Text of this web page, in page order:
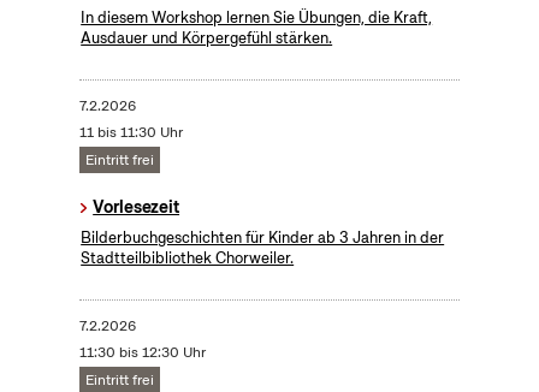
In diesem Workshop lernen Sie Übungen, die Kraft,
Ausdauer und Körpergefühl stärken.
7.2.2026
11 bis 11:30 Uhr
Eintritt frei
Vorlesezeit
Bilderbuchgeschichten für Kinder ab 3 Jahren in der
Stadtteilbibliothek Chorweiler.
7.2.2026
11:30 bis 12:30 Uhr
Eintritt frei